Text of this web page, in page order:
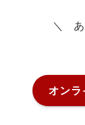
＼ あ
オンラ